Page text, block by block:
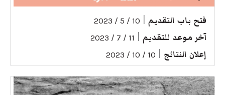
فتح باب التقديم 10 / 5 / 2023
آخر موعد للتقديم 11 / 7 / 2023
إعلان النتائج 10 / 10 / 2023